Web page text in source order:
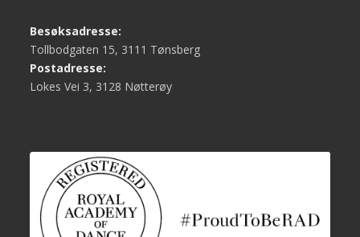
Besøksadresse:
Tollbodgaten 15, 3111 Tønsberg
Postadresse:
Lokes Vei 3, 3128 Nøtterøy